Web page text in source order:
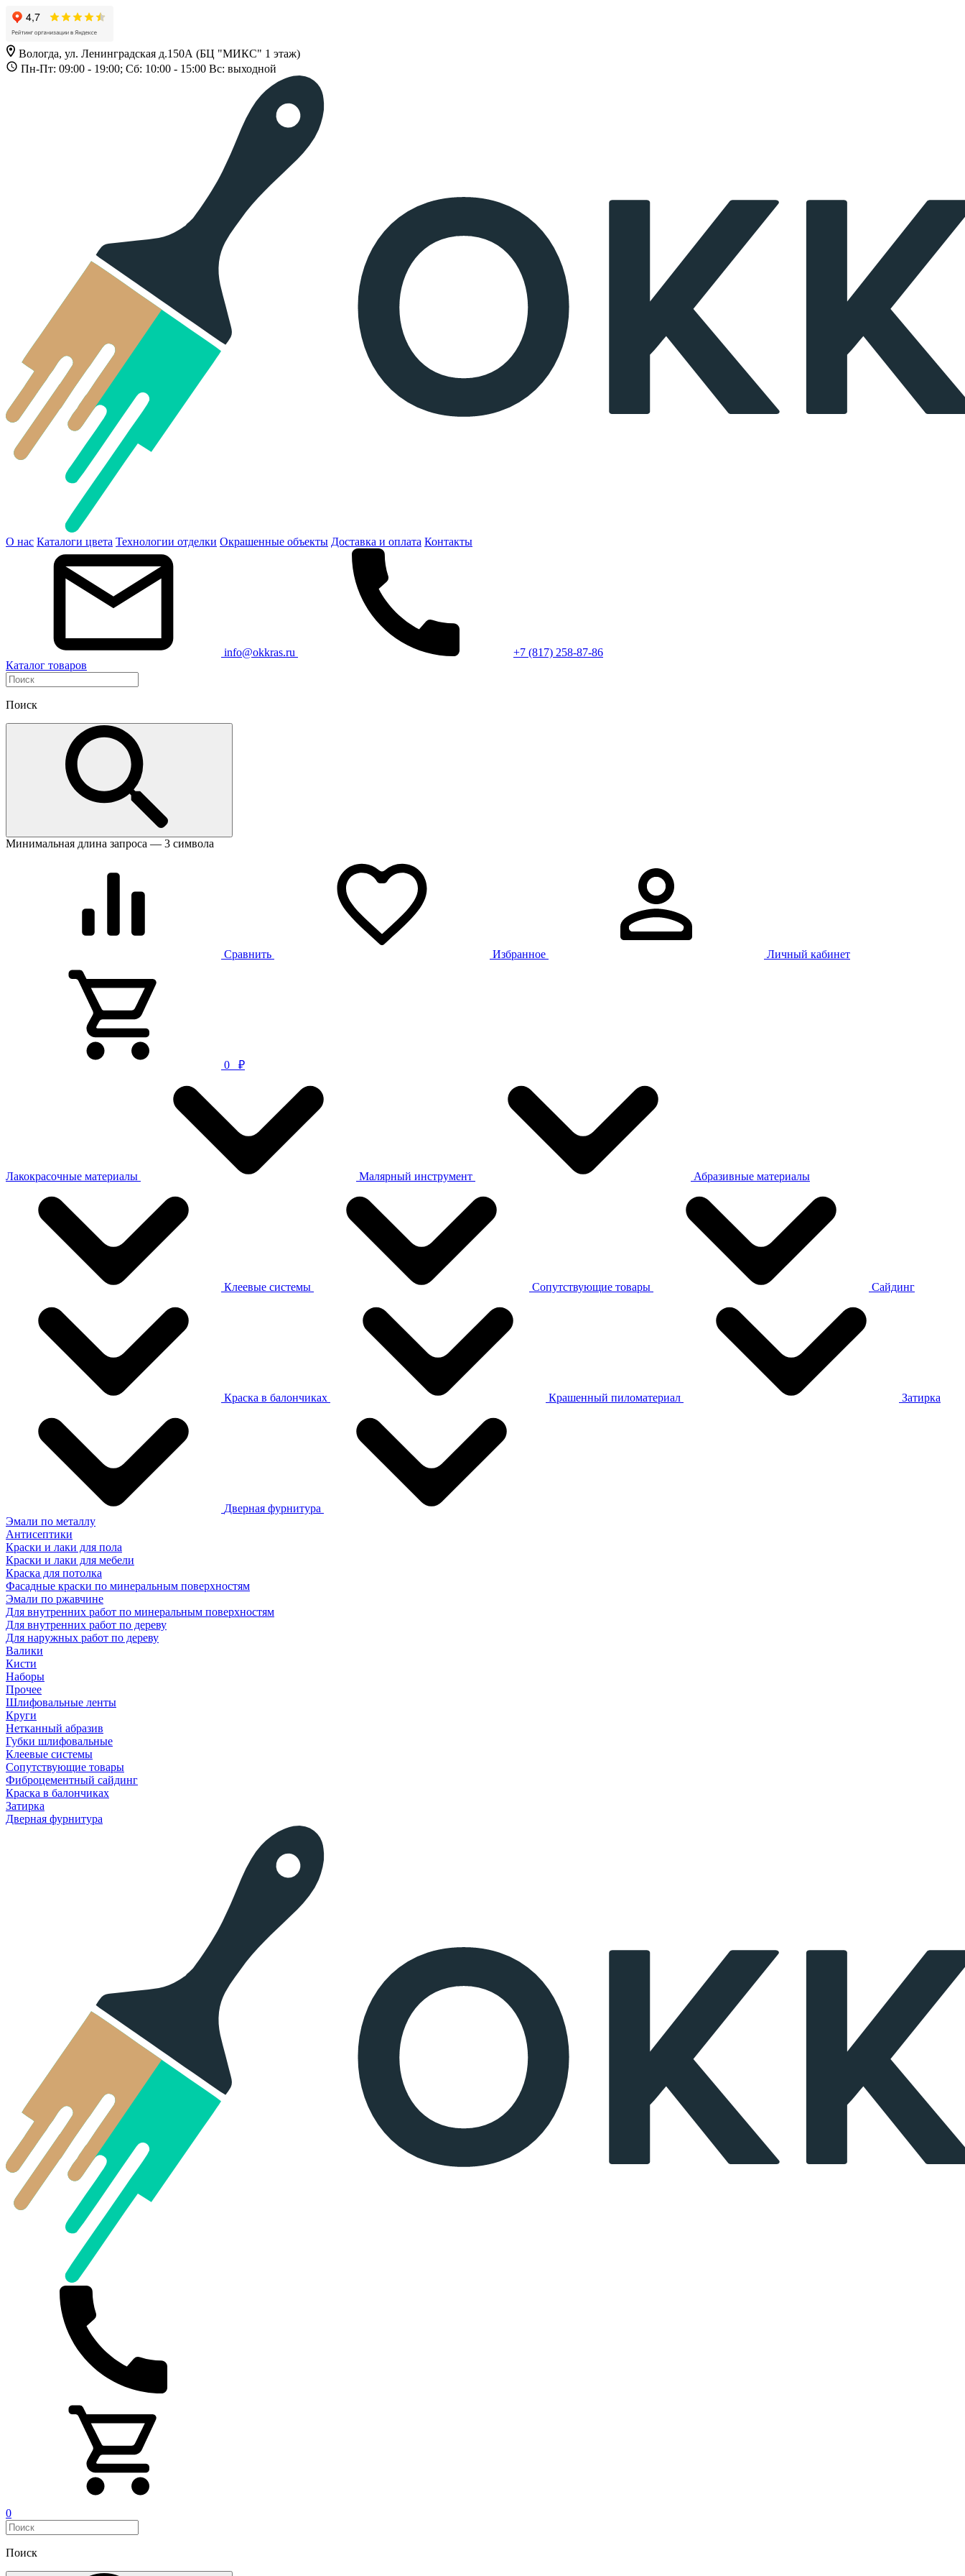
Вологда, ул. Ленинградская д.150А (БЦ "МИКС" 1 этаж)
Пн-Пт: 09:00 - 19:00; Сб: 10:00 - 15:00 Вс: выходной
О нас Каталоги цвета Технологии отделки Окрашенные объекты Доставка и оплата Контакты
info@okkras.ru
+7 (817) 258-87-86
Каталог товаров
Поиск
Минимальная длина запроса — 3 символа
Сравнить Избранное Личный кабинет
0 ₽
Лакокрасочные материалы Малярный инструмент Абразивные материалы
Клеевые системы Сопутствующие товары Сайдинг
Краска в балончиках Крашенный пиломатериал Затирка
Дверная фурнитура
Эмали по металлу
Антисептики
Краски и лаки для пола
Краски и лаки для мебели
Краска для потолка
Фасадные краски по минеральным поверхностям
Эмали по ржавчине
Для внутренних работ по минеральным поверхностям
Для внутренних работ по дереву
Для наружных работ по дереву
Валики
Кисти
Наборы
Прочее
Шлифовальные ленты
Круги
Нетканный абразив
Губки шлифовальные
Клеевые системы
Сопутствующие товары
Фиброцементный сайдинг
Краска в балончиках
Затирка
Дверная фурнитура
0
Поиск